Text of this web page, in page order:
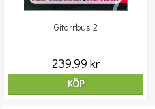
Gitarrbus 2
239.99 kr
KÖP